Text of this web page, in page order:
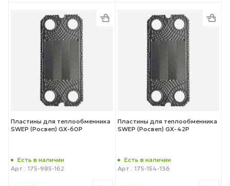
Пластины для теплообменника
SWEP (Росвеп) GX-60P
Есть в наличии
Арт.: 175-985-162
Пластины для теплообменника
SWEP (Росвеп) GX-42P
Есть в наличии
Арт.: 175-154-136